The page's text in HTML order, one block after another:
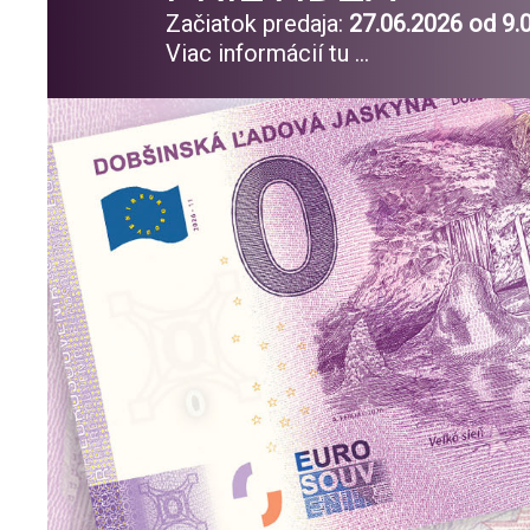
Začiatok predaja: 27.06.2026 od
Viac informácií tu ...